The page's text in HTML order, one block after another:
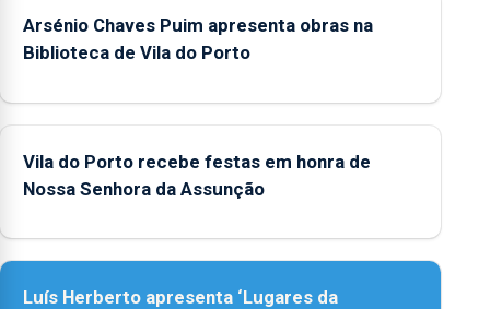
Arsénio Chaves Puim apresenta obras na
Biblioteca de Vila do Porto
Vila do Porto recebe festas em honra de
Nossa Senhora da Assunção
Luís Herberto apresenta ‘Lugares da